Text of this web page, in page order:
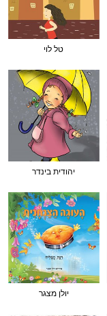
טל לוי
יהודית בינדר
יולן מצגר